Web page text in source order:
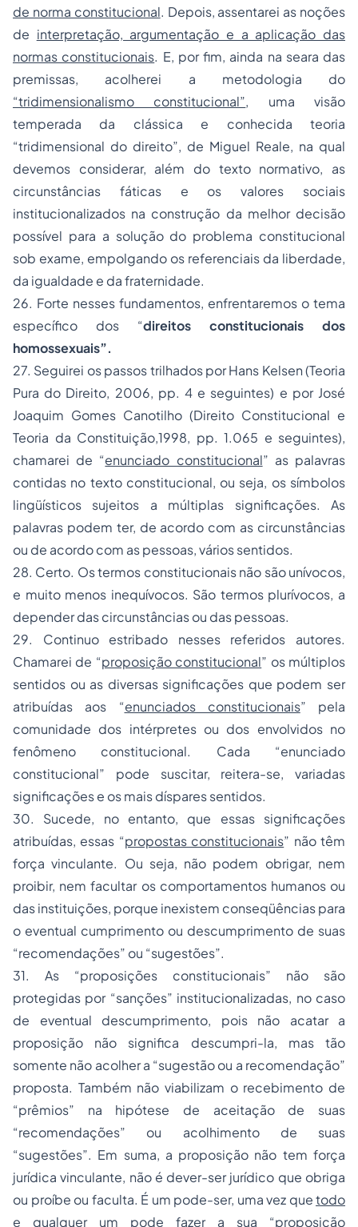
de norma constitucional. Depois, assentarei as noções
de interpretação, argumentação e a aplicação das
normas constitucionais. E, por fim, ainda na seara das
premissas, acolherei a metodologia do
“tridimensionalismo constitucional”, uma visão
temperada da clássica e conhecida teoria
“tridimensional do direito”, de Miguel Reale, na qual
devemos considerar, além do texto normativo, as
circunstâncias fáticas e os valores sociais
institucionalizados na construção da melhor decisão
possível para a solução do problema constitucional
sob exame, empolgando os referenciais da liberdade,
da igualdade e da fraternidade.
26. Forte nesses fundamentos, enfrentaremos o tema
específico dos “direitos constitucionais dos
homossexuais”.
27. Seguirei os passos trilhados por Hans Kelsen (Teoria
Pura do Direito, 2006, pp. 4 e seguintes) e por José
Joaquim Gomes Canotilho (Direito Constitucional e
Teoria da Constituição,1998, pp. 1.065 e seguintes),
chamarei de “enunciado constitucional” as palavras
contidas no texto constitucional, ou seja, os símbolos
lingüísticos sujeitos a múltiplas significações. As
palavras podem ter, de acordo com as circunstâncias
ou de acordo com as pessoas, vários sentidos.
28. Certo. Os termos constitucionais não são unívocos,
e muito menos inequívocos. São termos plurívocos, a
depender das circunstâncias ou das pessoas.
29. Continuo estribado nesses referidos autores.
Chamarei de “proposição constitucional” os múltiplos
sentidos ou as diversas significações que podem ser
atribuídas aos “enunciados constitucionais” pela
comunidade dos intérpretes ou dos envolvidos no
fenômeno constitucional. Cada “enunciado
constitucional” pode suscitar, reitera-se, variadas
significações e os mais díspares sentidos.
30. Sucede, no entanto, que essas significações
atribuídas, essas “propostas constitucionais” não têm
força vinculante. Ou seja, não podem obrigar, nem
proibir, nem facultar os comportamentos humanos ou
das instituições, porque inexistem conseqüências para
o eventual cumprimento ou descumprimento de suas
“recomendações” ou “sugestões”.
31. As “proposições constitucionais” não são
protegidas por “sanções” institucionalizadas, no caso
de eventual descumprimento, pois não acatar a
proposição não significa descumpri-la, mas tão
somente não acolher a “sugestão ou a recomendação”
proposta. Também não viabilizam o recebimento de
“prêmios” na hipótese de aceitação de suas
“recomendações” ou acolhimento de suas
“sugestões”. Em suma, a proposição não tem força
jurídica vinculante, não é dever-ser jurídico que obriga
ou proíbe ou faculta. É um pode-ser, uma vez quetodo
e qualquer um pode fazer a sua “proposição